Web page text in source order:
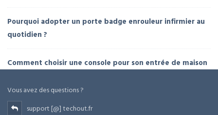
Pourquoi adopter un porte badge enrouleur infirmier au
quotidien ?
Comment choisir une console pour son entrée de maison
Vous avez des questions ?
support [@] techout.fr